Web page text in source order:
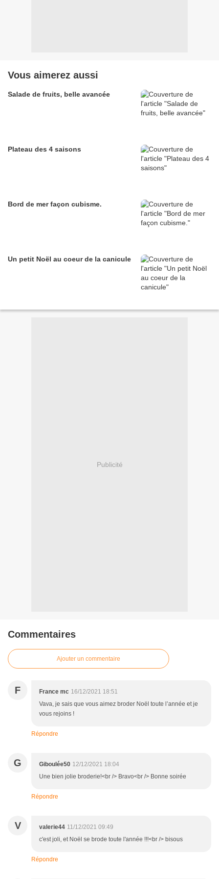
Vous aimerez aussi
Salade de fruits, belle avancée
Plateau des 4 saisons
Bord de mer façon cubisme.
Un petit Noël au coeur de la canicule
Publicité
Commentaires
Ajouter un commentaire
F France mc 16/12/2021 18:51
Vava, je sais que vous aimez broder Noël toute l’année et je
vous rejoins !
Répondre
G Giboulée50 12/12/2021 18:04
Une bien jolie broderie!<br /> Bravo<br /> Bonne soirée
Répondre
V valerie44 11/12/2021 09:49
c'est joli, et Noël se brode toute l'année !!!<br /> bisous
Répondre